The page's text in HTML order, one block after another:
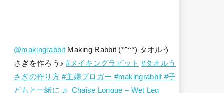
@makingrabbitMaking Rabbit (*^^*) タオルう
さぎを作ろう♪#メイキングラビット #タオルう
さぎの作り方 #主婦ブロガー #makingrabbit #子
どもと一緒に ♬ Chaise Longue – Wet Leg